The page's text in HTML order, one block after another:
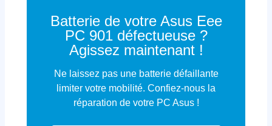
Batterie de votre Asus Eee
PC 901 défectueuse ?
Agissez maintenant !
Ne laissez pas une batterie défaillante
limiter votre mobilité. Confiez-nous la
réparation de votre PC Asus !